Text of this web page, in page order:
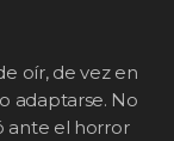
oír, de vez en
adaptarse. No
ante el horror